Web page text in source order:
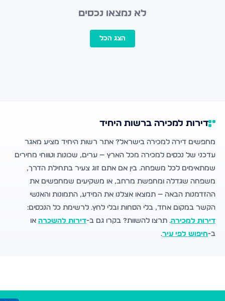
לא נמצאו נכסים
הצג הכל
דירות למכירה ברשות היחיד
מחפשים דירה למכירה בישראל? אתר רשות היחיד מציע מאגר
עדכני של נכסים למכירה מכל הארץ — ערים, שכונות וטווחי מחירים
שמתאימים לכל משפחה. בין אם אתם זוג צעיר בתחילת הדרך,
משפחה שגדלה ומחפשת מרחב, או משקיעים שמחפשים את
ההזדמנות הבאה — תמצאו אצלנו את המידע, התמונות והאנשי
הקשר במקום אחד, בלי הסחות ובלי לחץ. לרשימת כל הנכסים:
דירות למכירה. תרצו להשוות? בקרו גם ב-דירות להשכרה או
ב-חיפוש לפי עיר.